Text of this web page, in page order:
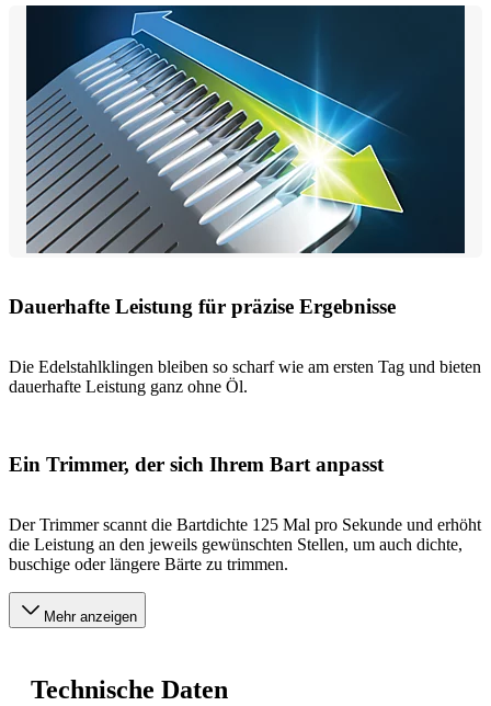
Dauerhafte Leistung für präzise Ergebnisse
Die Edelstahlklingen bleiben so scharf wie am ersten Tag und bieten
dauerhafte Leistung ganz ohne Öl.
Ein Trimmer, der sich Ihrem Bart anpasst
Der Trimmer scannt die Bartdichte 125 Mal pro Sekunde und erhöht
die Leistung an den jeweils gewünschten Stellen, um auch dichte,
buschige oder längere Bärte zu trimmen.
Mehr anzeigen
Technische Daten